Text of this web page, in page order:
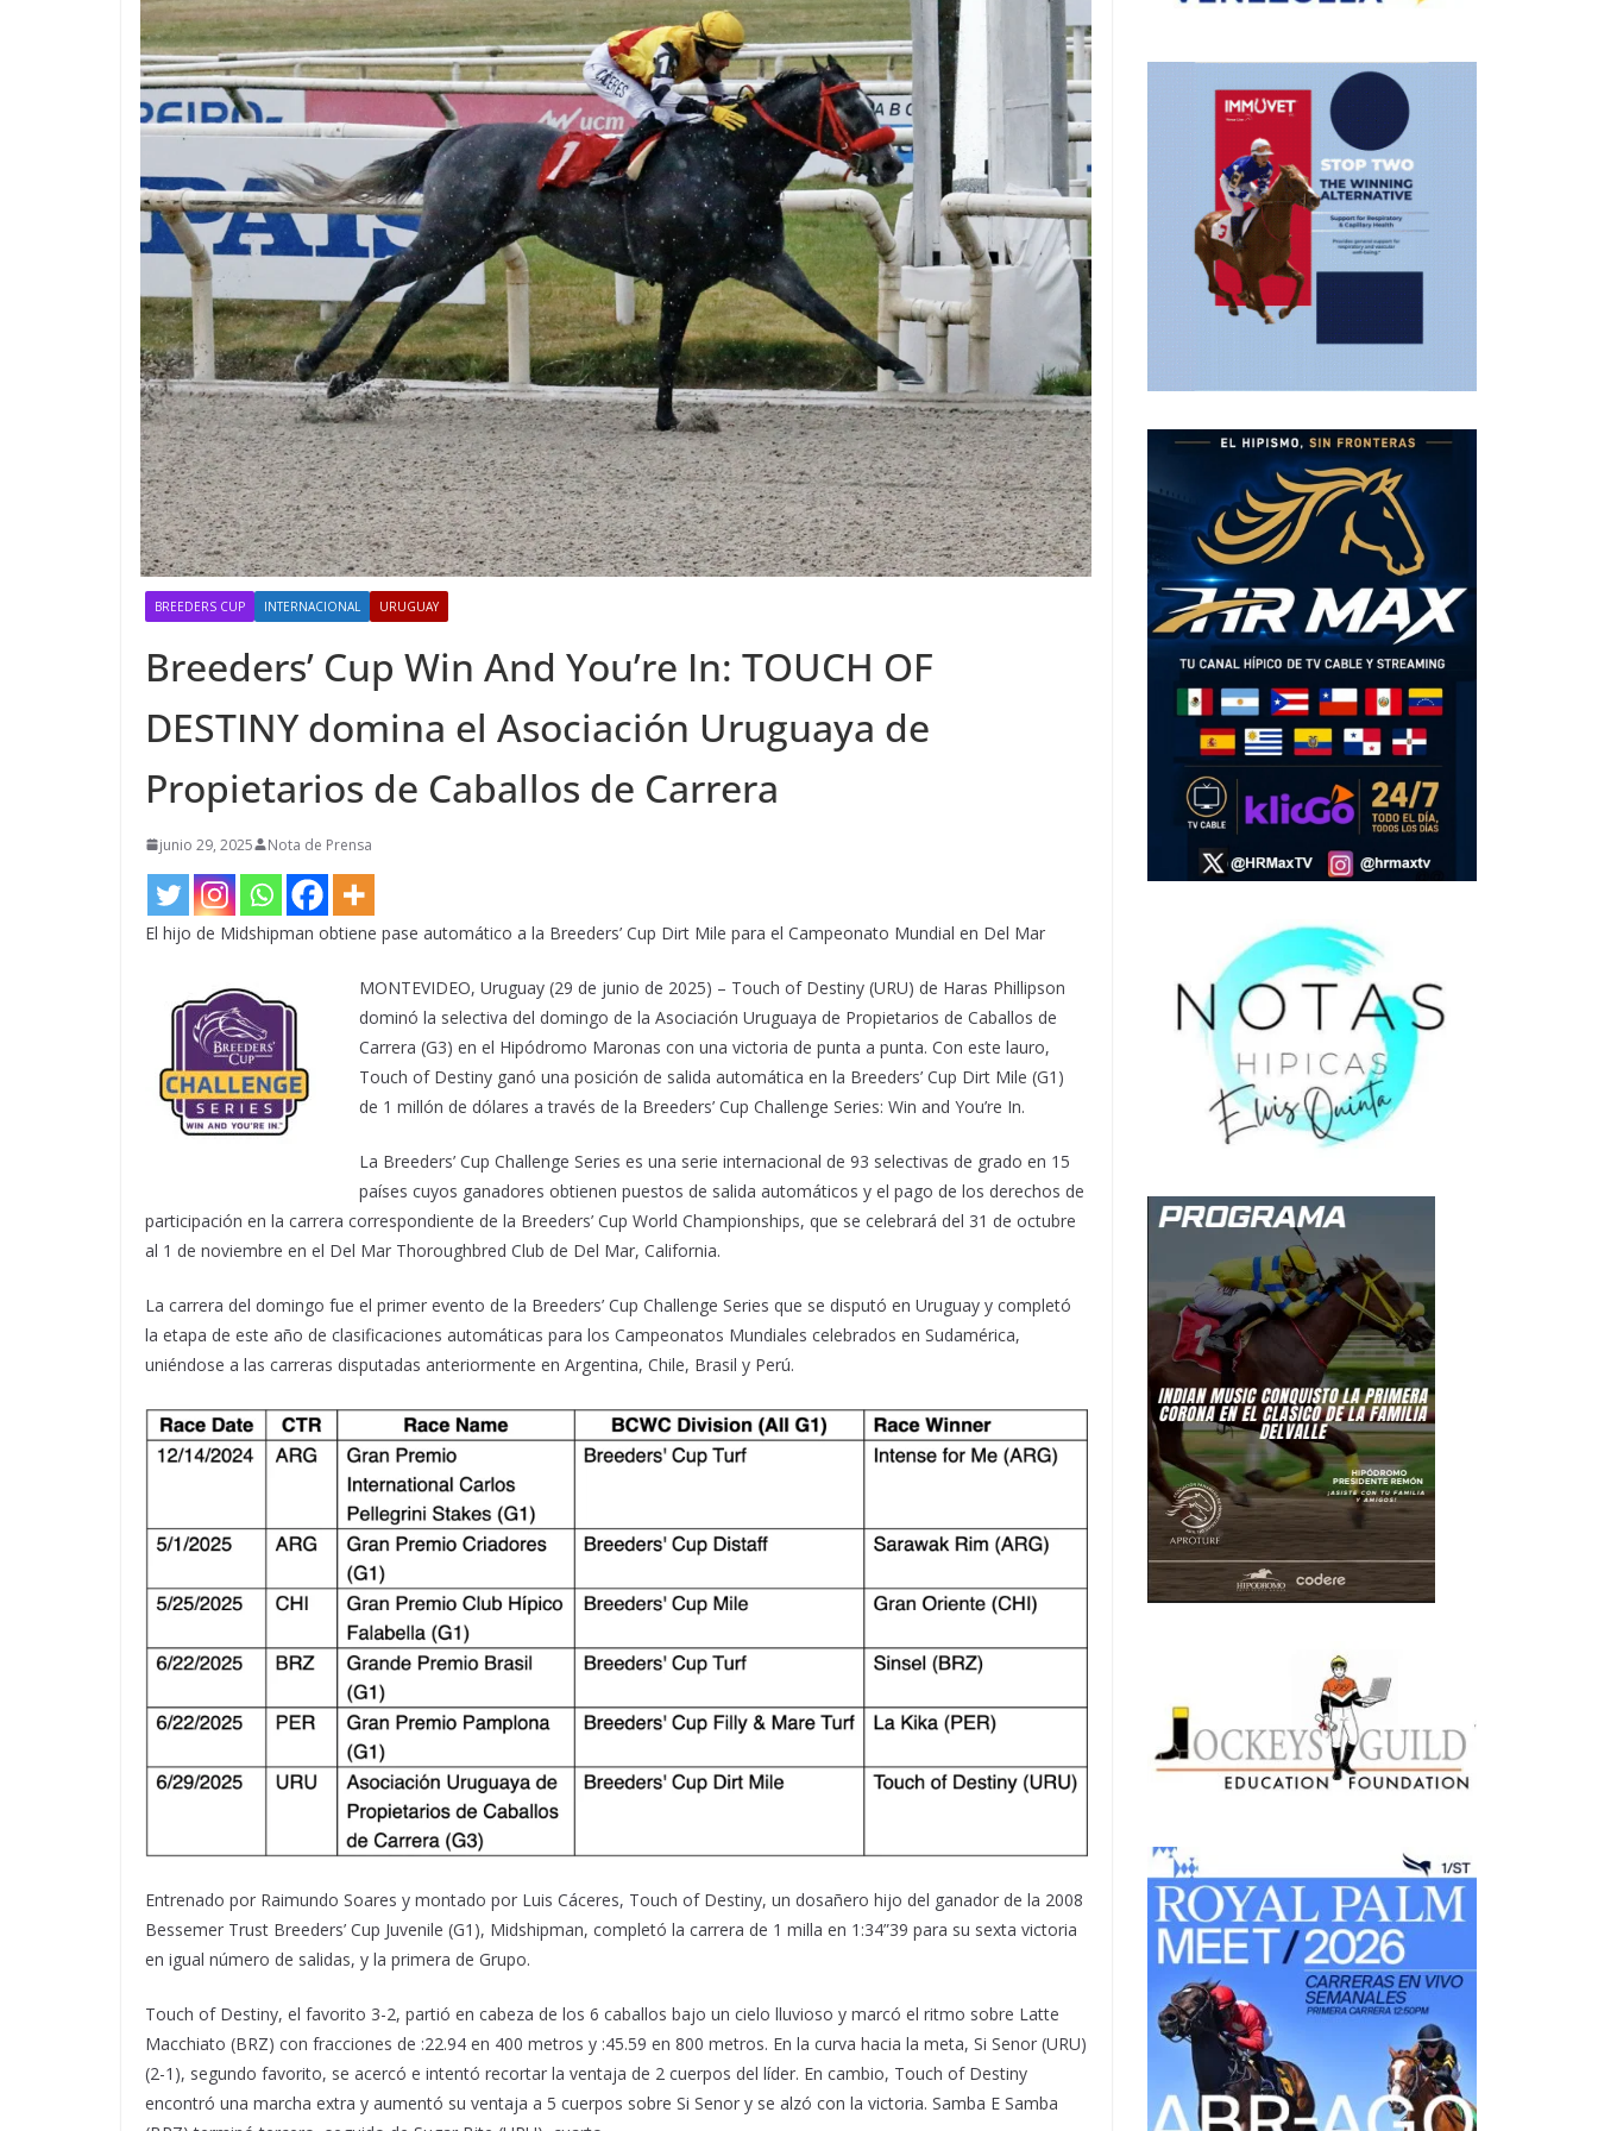
BREEDERS CUP INTERNACIONAL URUGUAY
Breeders’ Cup Win And You’re In: TOUCH OF
DESTINY domina el Asociación Uruguaya de
Propietarios de Caballos de Carrera
junio 29, 2025 Nota de Prensa
El hijo de Midshipman obtiene pase automático a la Breeders’ Cup Dirt Mile para el Campeonato Mundial en Del Mar
MONTEVIDEO, Uruguay (29 de junio de 2025) – Touch of Destiny (URU) de Haras Phillipson
dominó la selectiva del domingo de la Asociación Uruguaya de Propietarios de Caballos de
Carrera (G3) en el Hipódromo Maronas con una victoria de punta a punta. Con este lauro,
Touch of Destiny ganó una posición de salida automática en la Breeders’ Cup Dirt Mile (G1)
de 1 millón de dólares a través de la Breeders’ Cup Challenge Series: Win and You’re In.
La Breeders’ Cup Challenge Series es una serie internacional de 93 selectivas de grado en 15
países cuyos ganadores obtienen puestos de salida automáticos y el pago de los derechos de
participación en la carrera correspondiente de la Breeders’ Cup World Championships, que se celebrará del 31 de octubre
al 1 de noviembre en el Del Mar Thoroughbred Club de Del Mar, California.
La carrera del domingo fue el primer evento de la Breeders’ Cup Challenge Series que se disputó en Uruguay y completó
la etapa de este año de clasificaciones automáticas para los Campeonatos Mundiales celebrados en Sudamérica,
uniéndose a las carreras disputadas anteriormente en Argentina, Chile, Brasil y Perú.
Entrenado por Raimundo Soares y montado por Luis Cáceres, Touch of Destiny, un dosañero hijo del ganador de la 2008
Bessemer Trust Breeders’ Cup Juvenile (G1), Midshipman, completó la carrera de 1 milla en 1:34”39 para su sexta victoria
en igual número de salidas, y la primera de Grupo.
Touch of Destiny, el favorito 3-2, partió en cabeza de los 6 caballos bajo un cielo lluvioso y marcó el ritmo sobre Latte
Macchiato (BRZ) con fracciones de :22.94 en 400 metros y :45.59 en 800 metros. En la curva hacia la meta, Si Senor (URU)
(2-1), segundo favorito, se acercó e intentó recortar la ventaja de 2 cuerpos del líder. En cambio, Touch of Destiny
encontró una marcha extra y aumentó su ventaja a 5 cuerpos sobre Si Senor y se alzó con la victoria. Samba E Samba